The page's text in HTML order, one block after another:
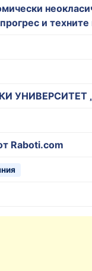
и
УНИВЕРСИТЕТ
Raboti.com